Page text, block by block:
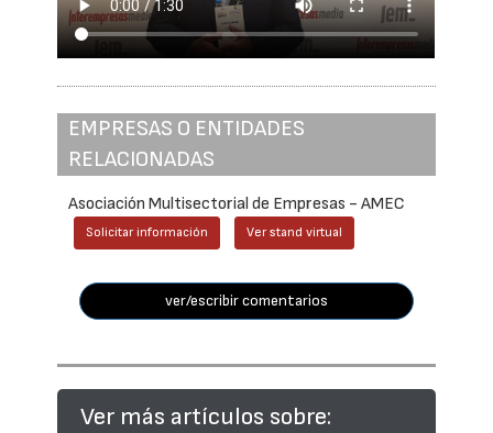
EMPRESAS O ENTIDADES
RELACIONADAS
Asociación Multisectorial de Empresas - AMEC
Solicitar información Ver stand virtual
ver/escribir comentarios
Ver más artículos sobre: